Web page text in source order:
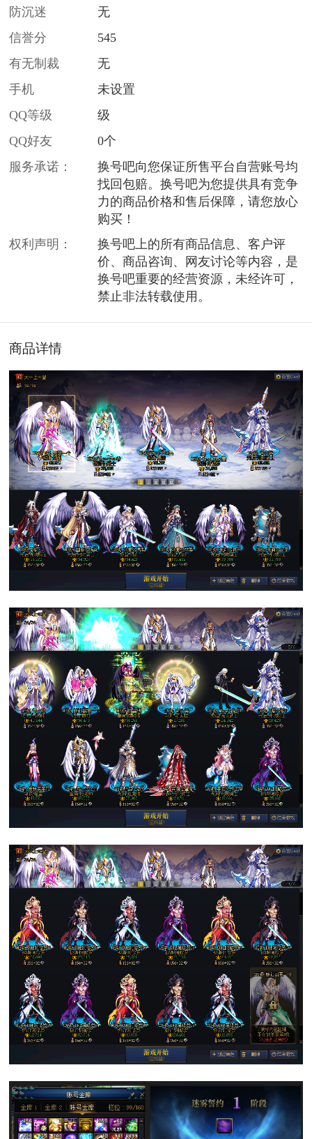
防沉迷
无
信誉分
545
有无制裁
无
手机
未设置
QQ等级
级
QQ好友
0个
服务承诺：
换号吧向您保证所售平台自营账号均
找回包赔。换号吧为您提供具有竞争
力的商品价格和售后保障，请您放心
购买！
权利声明：
换号吧上的所有商品信息、客户评
价、商品咨询、网友讨论等内容，是
换号吧重要的经营资源，未经许可，
禁止非法转载使用。
商品详情